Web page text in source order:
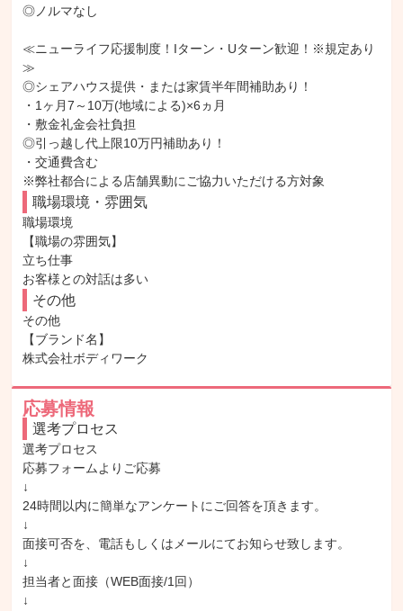
◎ノルマなし
≪ニューライフ応援制度！Iターン・Uターン歓迎！※規定あり
≫
◎シェアハウス提供・または家賃半年間補助あり！
・1ヶ月7～10万(地域による)×6ヵ月
・敷金礼金会社負担
◎引っ越し代上限10万円補助あり！
・交通費含む
※弊社都合による店舗異動にご協力いただける方対象
職場環境・雰囲気
職場環境
【職場の雰囲気】
立ち仕事
お客様との対話は多い
その他
その他
【ブランド名】
株式会社ボディワーク
応募情報
選考プロセス
選考プロセス
応募フォームよりご応募
↓
24時間以内に簡単なアンケートにご回答を頂きます。
↓
面接可否を、電話もしくはメールにてお知らせ致します。
↓
担当者と面接（WEB面接/1回）
↓